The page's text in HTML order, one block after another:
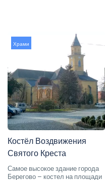
Храми
Костёл Воздвижения
Святого Креста
Самое высокое здание города
Берегово – костел на площади